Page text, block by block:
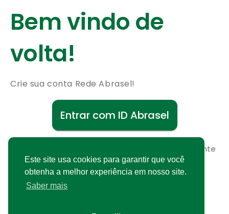
Este site usa cookies para garantir que você
obtenha a melhor experiência em nosso site.
Saber mais
Bem vindo de
volta!
Crie sua conta Rede Abrasel!
Entrar com ID Abrasel
Cadastre-se gratuitamente